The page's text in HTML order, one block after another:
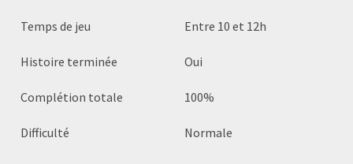
Temps de jeu Entre 10 et 12h
Histoire terminée Oui
Complétion totale 100%
Difficulté Normale